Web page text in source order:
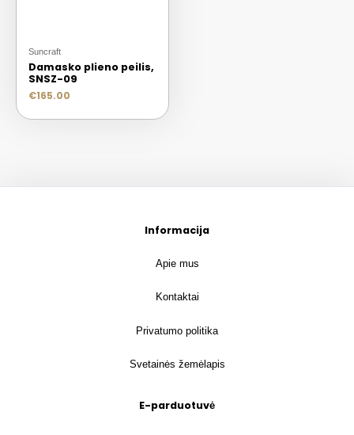
Suncraft
Damasko plieno peilis,
SNSZ-09
€165.00
Informacija
Apie mus
Kontaktai
Privatumo politika
Svetainės žemėlapis
E-parduotuvė